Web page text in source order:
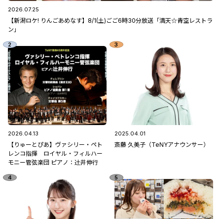
2026.07.25
【新潟ロケ! りんごあめなす】8/1(土)ごご6時30分放送「満天☆青空レストラ
ン」
2026.04.13
【りゅーとぴあ】ヴァシリー・ペト
レンコ指揮 ロイヤル・フィルハー
モニー管弦楽団 ピアノ：辻󠄀井伸行
2025.04.01
斎藤 久美子（TeNYアナウンサー）